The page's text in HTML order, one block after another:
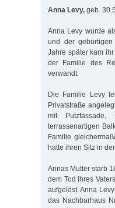
Anna Levy, geb.
Anna Levy wurde
und der
Jahre später kam
der Familie des
verwandt.
Die Familie Levy
Privatstraße
mit Putzfassade,
terrassenartigen
Familie
hatte ihren Sitz in
Annas Mutter starb
dem Tod ihres
aufgelöst. Anna
das Nachbarhaus